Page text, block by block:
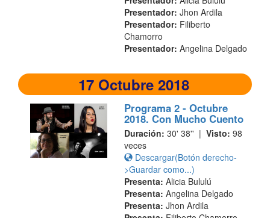
Presentador: Jhon Ardila
Presentador: Filiberto
Chamorro
Presentador: Angelina Delgado
17 Octubre 2018
Programa 2 - Octubre
2018. Con Mucho Cuento
Duración: 30' 38'' | Visto: 98
veces
Descargar(Botón derecho-
>Guardar como...)
Presenta: Alicia Bululú
Presenta: Angelina Delgado
Presenta: Jhon Ardila